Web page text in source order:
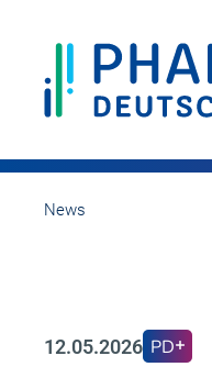
News
12.05.2026 PD